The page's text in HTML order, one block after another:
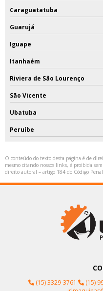
Caraguatatuba
Guarujá
Iguape
Itanhaém
Riviera de São Lourenço
São Vicente
Ubatuba
Peruíbe
O conteúdo do texto desta página é de
mesmo citando nossos links, é proibida
direito autoral – artigo 184 do Código
(15) 3329-3761 (15)